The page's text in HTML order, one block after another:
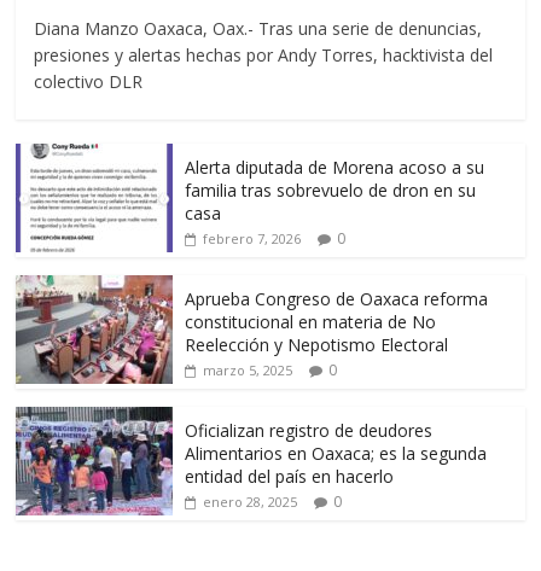
Diana Manzo Oaxaca, Oax.- Tras una serie de denuncias,
presiones y alertas hechas por Andy Torres, hacktivista del
colectivo DLR
Alerta diputada de Morena acoso a su
familia tras sobrevuelo de dron en su
casa
febrero 7, 2026 0
Aprueba Congreso de Oaxaca reforma
constitucional en materia de No
Reelección y Nepotismo Electoral
marzo 5, 2025 0
Oficializan registro de deudores
Alimentarios en Oaxaca; es la segunda
entidad del país en hacerlo
enero 28, 2025 0